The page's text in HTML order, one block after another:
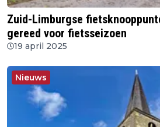
Zuid-Limburgse
gereed voor fietsseizoen
19 april 2025
Nieuws